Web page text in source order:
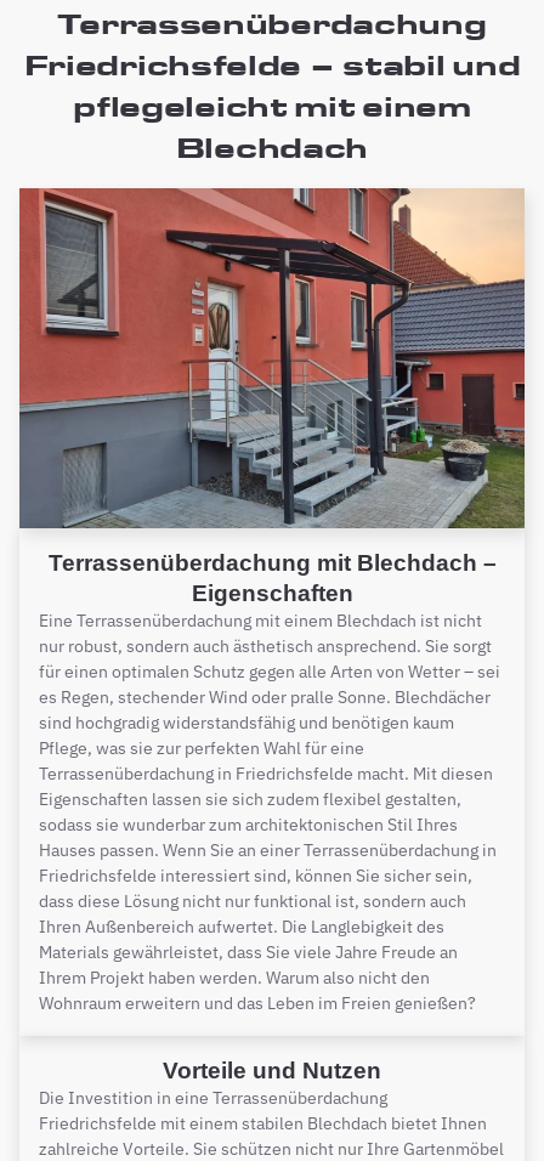
Terrassenüberdachung
Friedrichsfelde – stabil und
pflegeleicht mit einem
Blechdach
Terrassenüberdachung mit Blechdach –
Eigenschaften
Eine Terrassenüberdachung mit einem Blechdach ist nicht
nur robust, sondern auch ästhetisch ansprechend. Sie sorgt
für einen optimalen Schutz gegen alle Arten von Wetter – sei
es Regen, stechender Wind oder pralle Sonne. Blechdächer
sind hochgradig widerstandsfähig und benötigen kaum
Pflege, was sie zur perfekten Wahl für eine
Terrassenüberdachung in Friedrichsfelde macht. Mit diesen
Eigenschaften lassen sie sich zudem flexibel gestalten,
sodass sie wunderbar zum architektonischen Stil Ihres
Hauses passen. Wenn Sie an einer Terrassenüberdachung in
Friedrichsfelde interessiert sind, können Sie sicher sein,
dass diese Lösung nicht nur funktional ist, sondern auch
Ihren Außenbereich aufwertet. Die Langlebigkeit des
Materials gewährleistet, dass Sie viele Jahre Freude an
Ihrem Projekt haben werden. Warum also nicht den
Wohnraum erweitern und das Leben im Freien genießen?
Vorteile und Nutzen
Die Investition in eine Terrassenüberdachung
Friedrichsfelde mit einem stabilen Blechdach bietet Ihnen
zahlreiche Vorteile. Sie schützen nicht nur Ihre Gartenmöbel